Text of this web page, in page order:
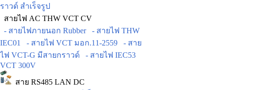
ราวด์ สำเร็จรูป
สายไฟ AC THW VCT CV
- สายไฟภายนอก Rubber
- สายไฟ THW
IEC01
- สายไฟ VCT มอก.11-2559
- สาย
ไฟ VCT-G มีสายกราวด์
- สายไฟ IEC53
VCT 300V
สาย RS485 LAN DC